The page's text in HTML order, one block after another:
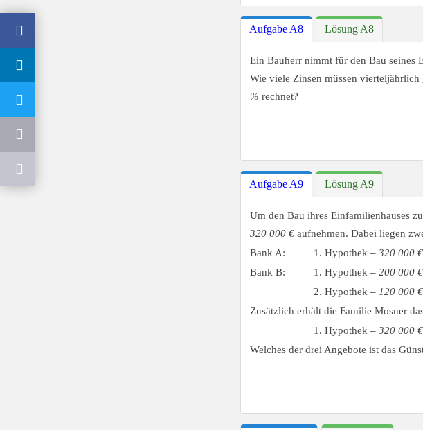
Aufgabe A8 Lösung A8
Ein Bauherr nimmt für den Bau seines
Wie viele Zinsen müssen
% rechnet?
Aufgabe A9 Lösung A9
Um den Bau ihres Einfamilienhauses
320 000 € aufnehmen. Dabei liegen
Bank A:
1. Hypothek – 320 000 €
Bank B:
1. Hypothek – 200 000 €
2. Hypothek – 120 000 €
Zusätzlich erhält die Familie Mosner
1. Hypothek – 320 000 €
Welches der drei Angebote ist das